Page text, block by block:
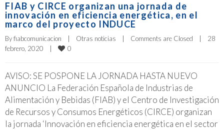
FIAB y CIRCE organizan una jornada de
innovación en eficiencia energética, en el
marco del proyecto INDUCE
By fiabcomunicacion Otras noticias Comments are Closed
28
febrero, 2020
0
AVISO: SE POSPONE LA JORNADA HASTA NUEVO
ANUNCIO La Federación Española de Industrias de
Alimentación y Bebidas (FIAB) y el Centro de Investigación
de Recursos y Consumos Energéticos (CIRCE) organizan
la jornada ‘Innovación en eficiencia energética en el sector